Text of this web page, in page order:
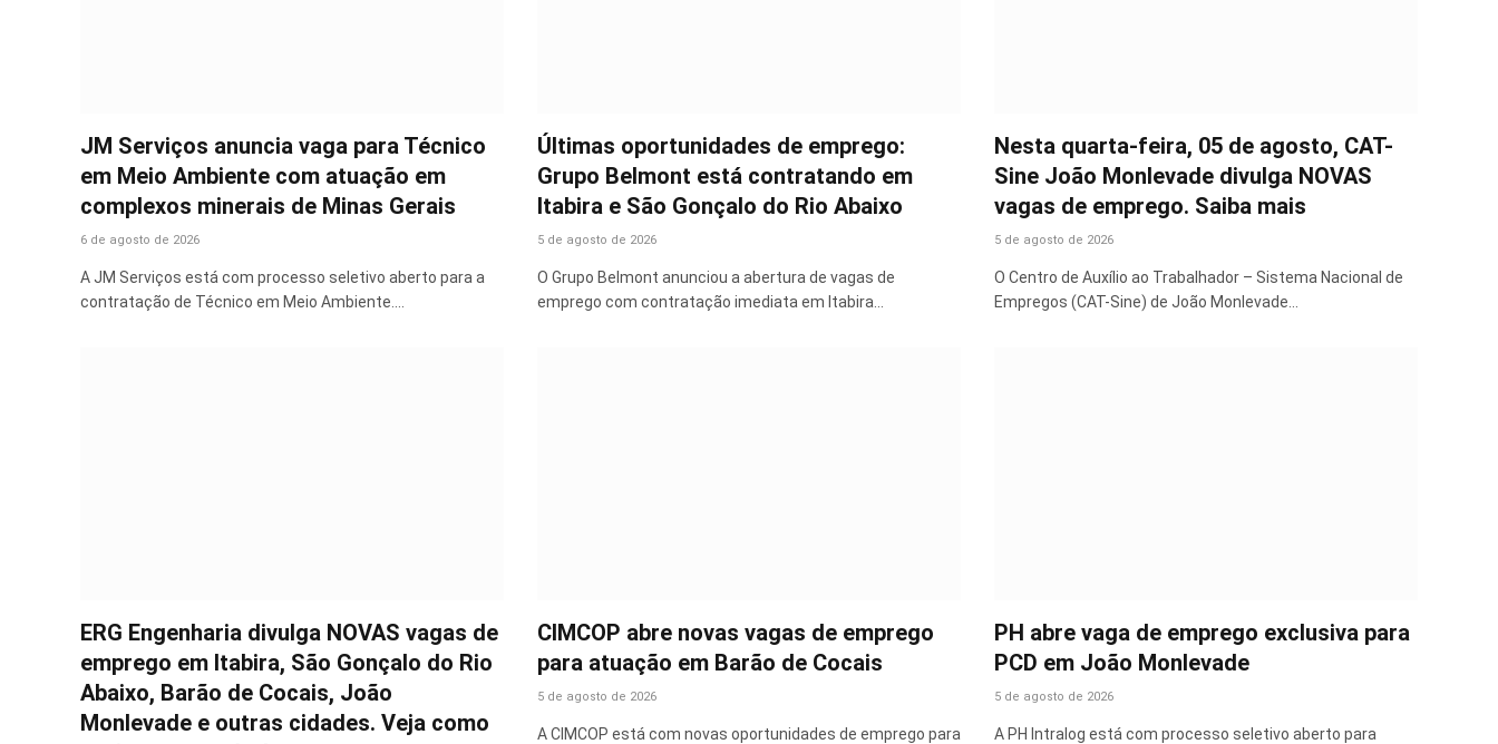
JM Serviços anuncia vaga para Técnico
em Meio Ambiente com atuação em
complexos minerais de Minas Gerais
6 de agosto de 2026
A JM Serviços está com processo seletivo aberto para a
contratação de Técnico em Meio Ambiente.…
Últimas oportunidades de emprego:
Grupo Belmont está contratando em
Itabira e São Gonçalo do Rio Abaixo
5 de agosto de 2026
O Grupo Belmont anunciou a abertura de vagas de
emprego com contratação imediata em Itabira…
Nesta quarta-feira, 05 de agosto, CAT-
Sine João Monlevade divulga NOVAS
vagas de emprego. Saiba mais
5 de agosto de 2026
O Centro de Auxílio ao Trabalhador – Sistema Nacional de
Empregos (CAT-Sine) de João Monlevade…
ERG Engenharia divulga NOVAS vagas de
emprego em Itabira, São Gonçalo do Rio
Abaixo, Barão de Cocais, João
Monlevade e outras cidades. Veja como
CIMCOP abre novas vagas de emprego
para atuação em Barão de Cocais
5 de agosto de 2026
A CIMCOP está com novas oportunidades de emprego para
PH abre vaga de emprego exclusiva para
PCD em João Monlevade
5 de agosto de 2026
A PH Intralog está com processo seletivo aberto para